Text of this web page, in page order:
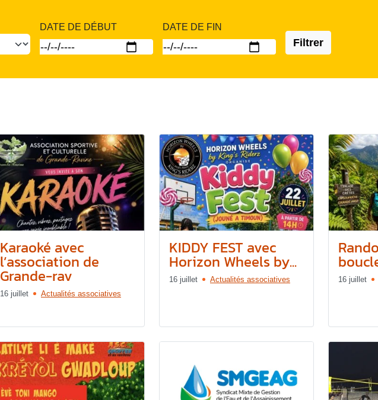
DATE DE DÉBUT DATE DE FIN
Filtrer
Karaoké avec
l’association de
Grande-rav
16 juillet Actualités associatives
KIDDY FEST avec
Horizon Wheels by...
16 juillet Actualités associatives 16 juillet